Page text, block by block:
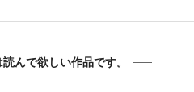
んで欲しい作品です。